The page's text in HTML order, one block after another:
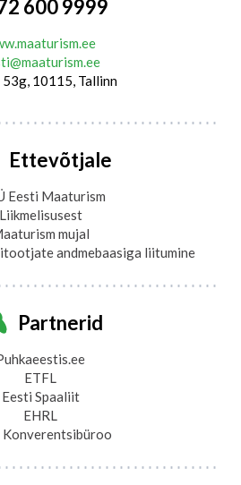
600 9999
53g, 10115, Tallinn
Ettevõtjale
Eesti Maaturism
Liikmelisusest
mujal
andmebaasiga liitumine
Partnerid
ETFL
Eesti Spaaliit
EHRL
Konverentsibüroo